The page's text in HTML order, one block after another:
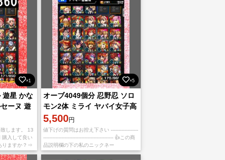
×1
遊星 かな
ーヌ 遊
します。 13
購入して良い
りますか？⇒
ませんか？⇒
×5
オーブ4049個分 忍野忍 ソロ
モン2体 ミライ ヤバイ女子高
生 御坂2体 アルセーヌ
5,500円
値下げの質問はお控え下さい ------------------
---------------------------------------------- 👍この商
品説明欄の下の私のニックネー